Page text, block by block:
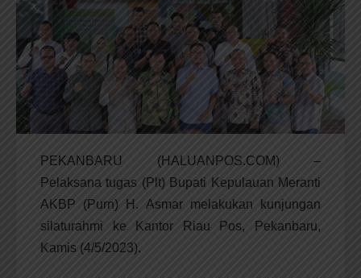
PEKANBARU (HALUANPOS.COM) –
Pelaksana tugas (Plt) Bupati Kepulauan Meranti
AKBP (Purn) H. Asmar melakukan kunjungan
silaturahmi ke Kantor Riau Pos, Pekanbaru,
Kamis (4/5/2023).